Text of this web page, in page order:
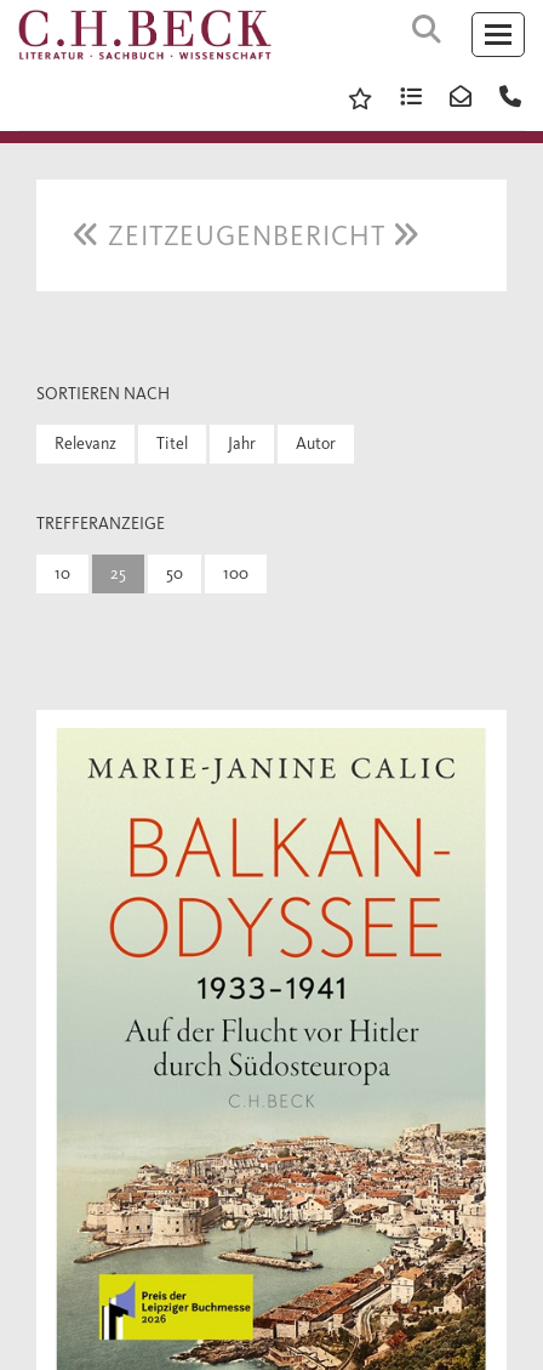
ZEITZEUGENBERICHT
SORTIEREN NACH
Relevanz Titel Jahr Autor
TREFFERANZEIGE
10 25 50 100